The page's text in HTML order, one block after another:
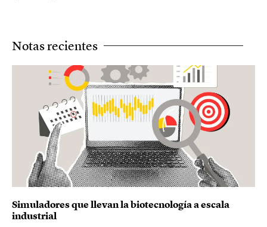
Notas recientes
Simuladores que llevan la biotecnología a escala
industrial